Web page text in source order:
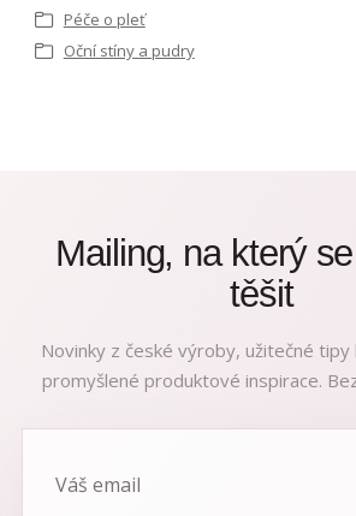
Péče o pleť
Oční stíny a pudry
Mailing, na který
těšit
Novinky z české výroby, užitečné tipy
promyšlené produktové inspirace.